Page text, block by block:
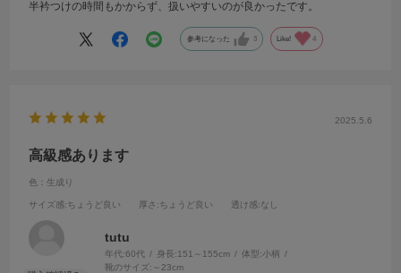
半衿つけの時間もかからず、扱いやすいのが良かったです。
参考になった 3 Like! 4
2025.5.6
高級感あります
色：生成り
サイズ感:ちょうど良い 厚さ :ちょうど良い 透け感:なし
tutu
年代:60代 身長:151～155cm 体型:小柄
靴のサイズ: ～23cm